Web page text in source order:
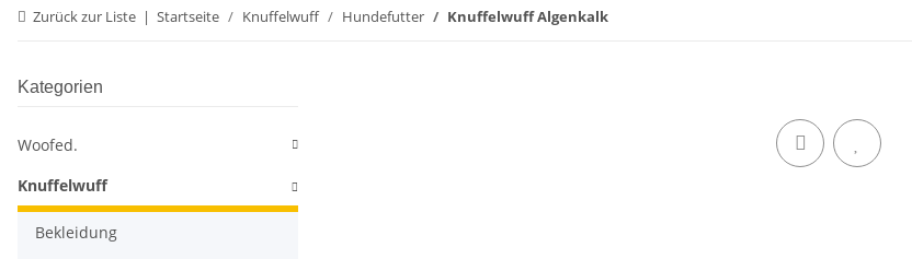
Zurück zur Liste Startseite Knuffelwuff Hundefutter Knuffelwuff Algenkalk
Kategorien
Woofed.
Knuffelwuff
Bekleidung